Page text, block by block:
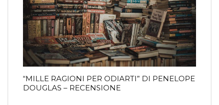
“MILLE RAGIONI PER ODIARTI” DI PENELOPE
DOUGLAS – RECENSIONE